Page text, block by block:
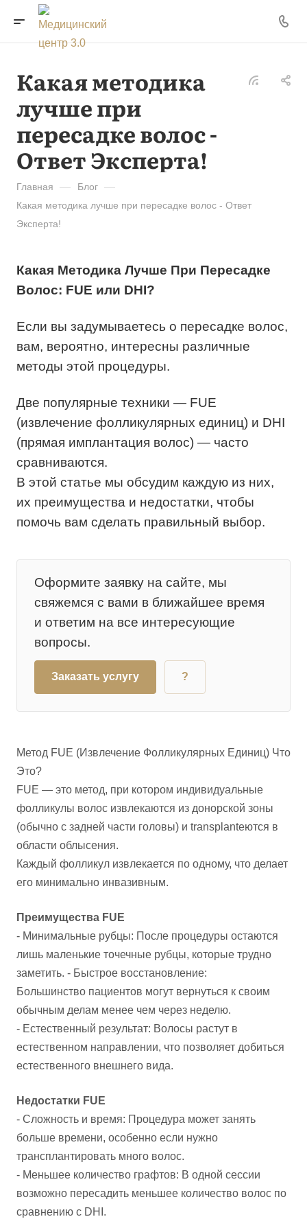
Какая методика
лучше при
пересадке волос -
Ответ Эксперта!
Главная — Блог —
Какая методика лучше при пересадке волос - Ответ
Эксперта!
Какая Методика Лучше При Пересадке
Волос: FUE или DHI?
Если вы задумываетесь о пересадке волос,
вам, вероятно, интересны различные
методы этой процедуры.
Две популярные техники — FUE
(извлечение фолликулярных единиц) и DHI
(прямая имплантация волос) — часто
сравниваются.
В этой статье мы обсудим каждую из них,
их преимущества и недостатки, чтобы
помочь вам сделать правильный выбор.
Оформите заявку на сайте, мы
свяжемся с вами в ближайшее время
и ответим на все интересующие
вопросы.
Заказать услугу ?
Метод FUE (Извлечение Фолликулярных Единиц) Что
Это?
FUE — это метод, при котором индивидуальные
фолликулы волос извлекаются из донорской зоны
(обычно с задней части головы) и transplanteются в
области облысения.
Каждый фолликул извлекается по одному, что делает
его минимально инвазивным.
Преимущества FUE
- Минимальные рубцы: После процедуры остаются
лишь маленькие точечные рубцы, которые трудно
заметить. - Быстрое восстановление:
Большинство пациентов могут вернуться к своим
обычным делам менее чем через неделю.
- Естественный результат: Волосы растут в
естественном направлении, что позволяет добиться
естественного внешнего вида.
Недостатки FUE
- Сложность и время: Процедура может занять
больше времени, особенно если нужно
трансплантировать много волос.
- Меньшее количество графтов: В одной сессии
возможно пересадить меньшее количество волос по
сравнению с DHI.